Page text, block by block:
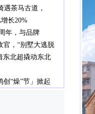
遇茶马古道，
长20%
年，与品牌
官，“别墅大逃脱
东北超撬动东北
“燥”节」掀起